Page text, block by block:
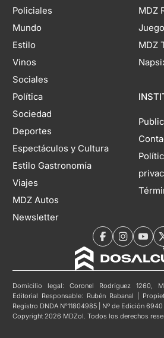
Policiales
Mundo
Estilo
Vinos
Sociales
Política
Sociedad
Deportes
Espectáculos y Cultura
Estilo Gastronomía
Viajes
MDZ Autos
Newsletter
MDZ
MDZ
Domicilio legal: Coronel Rodríguez 1260,
Editorial Responsable: Rubén Rabanal |
Registro DNDA N°11804985 | Nº de Edición
Copyright 2026 MDZol. Todos los derechos